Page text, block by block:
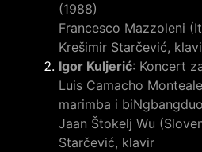
(1988)
Francesco Mazzoleni
Krešimir Starčević,
Igor Kuljerić: Koncert
Luis Camacho
marimba i
Jaan Štokelj Wu
Starčević, klavir